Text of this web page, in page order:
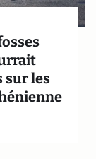
sur les